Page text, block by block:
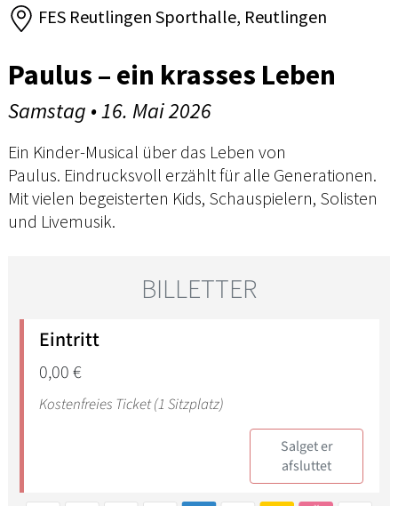
FES Reutlingen Sporthalle, Reutlingen
Paulus – ein krasses Leben
Samstag • 16. Mai 2026
Ein Kinder-Musical über das Leben von
Paulus. Eindrucksvoll erzählt für alle Generationen.
Mit vielen begeisterten Kids, Schauspielern, Solisten
und Livemusik.